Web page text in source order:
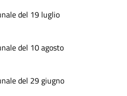
del 19 luglio
del 10 agosto
del 29 giugno